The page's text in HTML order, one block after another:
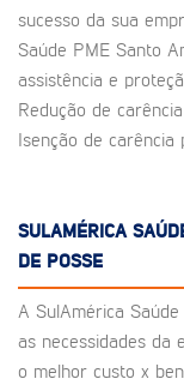
sucesso da sua
Saúde PME Santo
assistência e
Redução de
Isenção de carência
SULAMÉRICA
DE POSSE
A SulAmérica
as necessidades da
o melhor custo x